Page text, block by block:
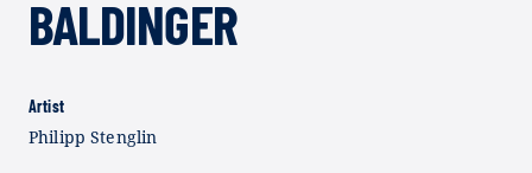
BALDINGER
Artist
Philipp Stenglin